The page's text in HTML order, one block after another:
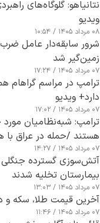
نتانیاهو: گلوگاه‌های
ویدیو
۰۸ مرداد ۱۴۰۵ / ۱۰:۵۴
شرور سابقه‌دار عامل
زمین‌گیر شد
۰۷ مرداد ۱۴۰۵ / ۱۷:۲۴
ترامپ در مراسم گراهام
دارد+ ویدیو
۰۷ مرداد ۱۴۰۵ / ۱۷:۰۲
ترامپ: شبه‌نظامیان
هستند /حمله در عراق با
۰۷ مرداد ۱۴۰۵ / ۱۴:۲۷
آتش‌سوزی گسترده جنگلی
بیمارستان تخلیه شدند
۰۷ مرداد ۱۴۰۵ / ۱۳:۰۳
آخرین قیمت طلا، سکه و
۰۷ مرداد ۱۴۰۵ / ۱۱:۴۶